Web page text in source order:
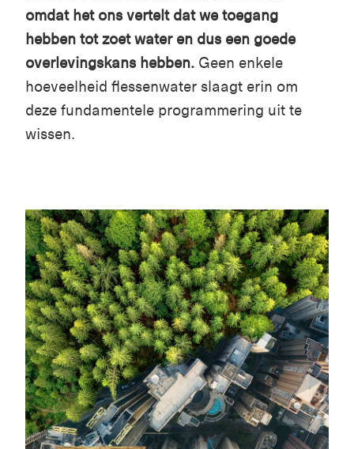
omdat het ons vertelt dat we toegang
hebben tot zoet water en dus een goede
overlevingskans hebben. Geen enkele
hoeveelheid flessenwater slaagt erin om
deze fundamentele programmering uit te
wissen.